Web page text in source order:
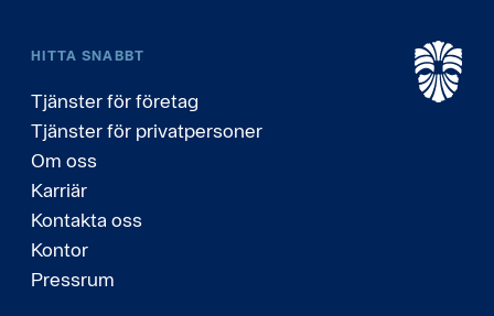
HITTA SNABBT
Tjänster för företag
Tjänster för privatpersoner
Om oss
Karriär
Kontakta oss
Kontor
Pressrum